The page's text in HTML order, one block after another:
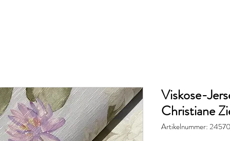
Viskose-
Christiane
Artikelnummer: